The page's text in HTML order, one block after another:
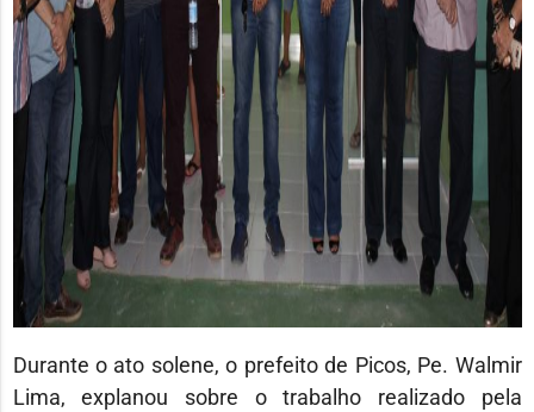
Durante o ato solene, o prefeito de Picos, Pe. Walmir
Lima, explanou sobre o trabalho realizado pela